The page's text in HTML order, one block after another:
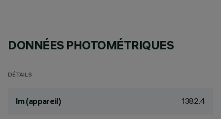
DONNÉES PHOTOMÉTRIQUES
DÉTAILS
lm (appareil) 1382.4